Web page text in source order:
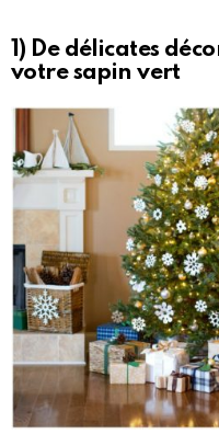
1) De délicates
votre sapin vert